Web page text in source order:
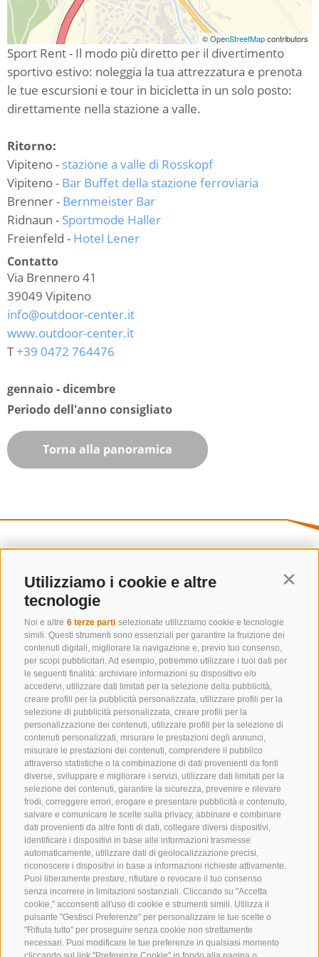
Utilizziamo i cookie e altre
tecnologie
Noi e altre 6 terze parti selezionate utilizziamo cookie e tecnologie
simili. Questi strumenti sono essenziali per garantire la fruizione dei
contenuti digitali, migliorare la navigazione e, previo tuo consenso,
per scopi pubblicitari. Ad esempio, potremmo utilizzare i tuoi dati per
le seguenti finalità: archiviare informazioni su dispositivo e/o
accedervi, utilizzare dati limitati per la selezione della pubblicità,
creare profili per la pubblicità personalizzata, utilizzare profili per la
selezione di pubblicità personalizzata, creare profili per la
personalizzazione dei contenuti, utilizzare profili per la selezione di
contenuti personalizzati, misurare le prestazioni degli annunci,
misurare le prestazioni dei contenuti, comprendere il pubblico
attraverso statistiche o la combinazione di dati provenienti da fonti
diverse, sviluppare e migliorare i servizi, utilizzare dati limitati per la
selezione dei contenuti, garantire la sicurezza, prevenire e rilevare
frodi, correggere errori, erogare e presentare pubblicità e contenuto,
salvare e comunicare le scelte sulla privacy, abbinare e combinare
dati provenienti da altre fonti di dati, collegare diversi dispositivi,
identificare i dispositivi in base alle informazioni trasmesse
automaticamente, utilizzare dati di geolocalizzazione precisi,
riconoscere i dispositivi in base a informazioni richieste attivamente.
Puoi liberamente prestare, rifiutare o revocare il tuo consenso
senza incorrere in limitazioni sostanziali. Cliccando su "Accetta
cookie," acconsenti all'uso di cookie e strumenti simili. Utilizza il
pulsante "Gestisci Preferenze" per personalizzare le tue scelte o
"Rifiuta tutto" per proseguire senza cookie non strettamente
necessari. Puoi modificare le tue preferenze in qualsiasi momento
©OpenStreetMapcontributors
Sport Rent - Il modo più diretto per il divertimento
sportivo estivo: noleggia la tua attrezzatura e prenota
le tue escursioni e tour in bicicletta in un solo posto:
direttamente nella stazione a valle.
Ritorno:
Vipiteno - stazione a valle di Rosskopf
Vipiteno - Bar Buffet della stazione ferroviaria
Brenner - Bernmeister Bar
Ridnaun - Sportmode Haller
Freienfeld - Hotel Lener
Contatto
Via Brennero 41
39049 Vipiteno
info@outdoor-center.it
www.outdoor-center.it
T+39 0472 764476
gennaio - dicembre
Periodo dell'anno consigliato
Torna alla panoramica
CONTATTACI
+39 0472 632 372
info@colleisarco.org
NEWSLETTER
Rimani aggiornato sulle nostre offerte